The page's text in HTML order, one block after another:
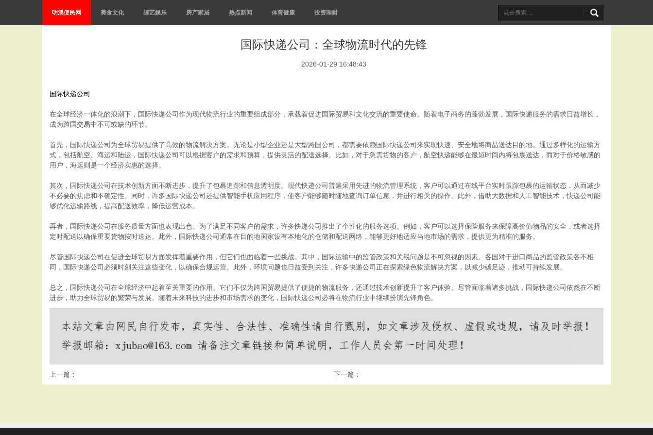
明溪便民网 美食文化 综艺娱乐 房产家居 热点新闻 体育健康 投资理财
国际快递公司：全球物流时代的先锋
2026-01-29 16:48:43
国际快递公司
在全球经济一体化的浪潮下，国际快递公司作为现代物流行业的重要组成部分，承载着促进国际贸易和文化交流的重要使命。随着电子商务的蓬勃发展，国际快递服务的需求日益增长，
成为跨国交易中不可或缺的环节。
首先，国际快递公司为全球贸易提供了高效的物流解决方案。无论是小型企业还是大型跨国公司，都需要依赖国际快递公司来实现快速、安全地将商品送达目的地。通过多样化的运输方
式，包括航空、海运和陆运，国际快递公司可以根据客户的需求和预算，提供灵活的配送选择。比如，对于急需货物的客户，航空快递能够在最短时间内将包裹送达，而对于价格敏感的
用户，海运则是一个经济实惠的选择。
其次，国际快递公司在技术创新方面不断进步，提升了包裹追踪和信息透明度。现代快递公司普遍采用先进的物流管理系统，客户可以通过在线平台实时跟踪包裹的运输状态，从而减少
不必要的焦虑和不确定性。同时，许多国际快递公司还提供智能手机应用程序，使客户能够随时随地查询订单信息，并进行相关的操作。此外，借助大数据和人工智能技术，快递公司能
够优化运输路线，提高配送效率，降低运营成本。
再者，国际快递公司在服务质量方面也表现出色。为了满足不同客户的需求，许多快递公司推出了个性化的服务选项。例如，客户可以选择保险服务来保障高价值物品的安全，或者选择
定时配送以确保重要货物按时送达。此外，国际快递公司通常在目的地国家设有本地化的仓储和配送网络，能够更好地适应当地市场的需求，提供更为精准的服务。
尽管国际快递公司在促进全球贸易方面发挥着重要作用，但它们也面临着一些挑战。其中，国际运输中的监管政策和关税问题是不可忽视的因素。各国对于进口商品的监管政策各不相
同，国际快递公司必须时刻关注这些变化，以确保合规运营。此外，环境问题也日益受到关注，许多快递公司正在探索绿色物流解决方案，以减少碳足迹，推动可持续发展。
总之，国际快递公司在全球经济中起着至关重要的作用。它们不仅为跨国贸易提供了便捷的物流服务，还通过技术创新提升了客户体验。尽管面临着诸多挑战，国际快递公司依然在不断
进步，助力全球贸易的繁荣与发展。随着未来科技的进步和市场需求的变化，国际快递公司必将在物流行业中继续扮演先锋角色。
上一篇： 下一篇：